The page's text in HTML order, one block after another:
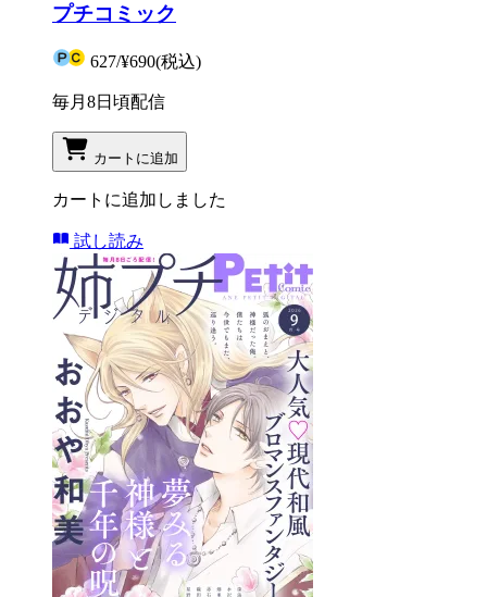
プチコミック
627/¥690(税込)
毎月8日頃配信
カートに追加
カートに追加しました
試し読み